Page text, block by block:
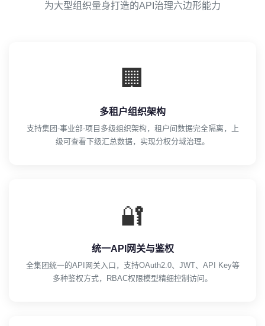
为大型组织量身打造的API治理六边形能力
🏢
多租户组织架构
支持集团-事业部-项目多级组织架构，租户间数据完全隔离，上
级可查看下级汇总数据，实现分权分域治理。
🔐
统一API网关与鉴权
全集团统一的API网关入口，支持OAuth2.0、JWT、API Key等
多种鉴权方式，RBAC权限模型精细控制访问。